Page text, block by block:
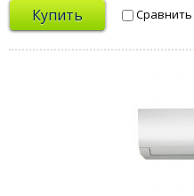
Купить Сравнить